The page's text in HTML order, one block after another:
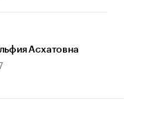
Асхатовна